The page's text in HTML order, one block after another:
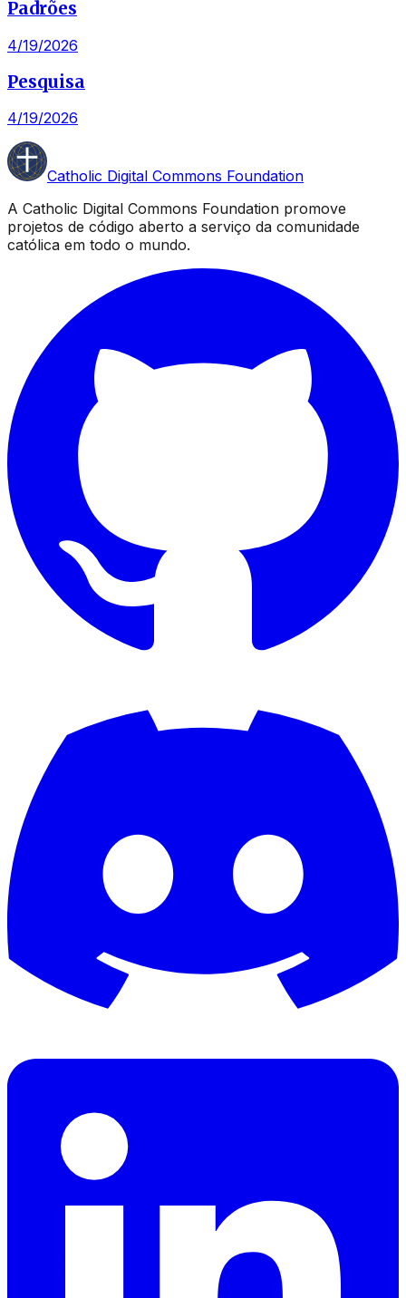
Padrões
4/19/2026
Pesquisa
4/19/2026
Catholic Digital Commons Foundation
A Catholic Digital Commons Foundation promove
projetos de código aberto a serviço da comunidade
católica em todo o mundo.